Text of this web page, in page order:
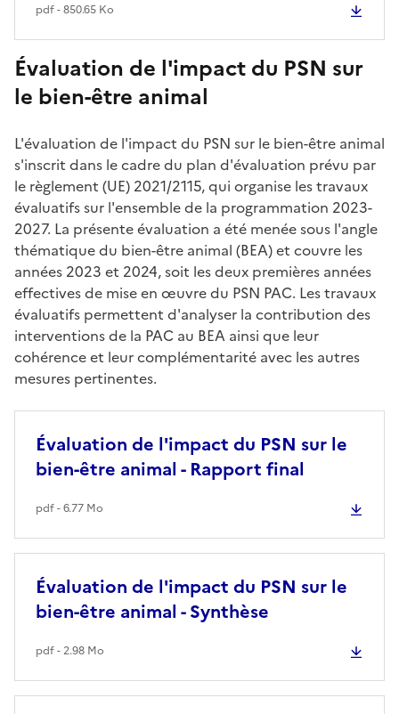
pdf - 850.65 Ko
Évaluation de l'impact du PSN sur
le bien-être animal
L'évaluation de l'impact du PSN sur le bien-être animal
s'inscrit dans le cadre du plan d'évaluation prévu par
le règlement (UE) 2021/2115, qui organise les travaux
évaluatifs sur l'ensemble de la programmation 2023-
2027. La présente évaluation a été menée sous l'angle
thématique du bien-être animal (BEA) et couvre les
années 2023 et 2024, soit les deux premières années
effectives de mise en œuvre du PSN PAC. Les travaux
évaluatifs permettent d'analyser la contribution des
interventions de la PAC au BEA ainsi que leur
cohérence et leur complémentarité avec les autres
mesures pertinentes.
Évaluation de l'impact du PSN sur le
bien-être animal - Rapport final
pdf - 6.77 Mo
Évaluation de l'impact du PSN sur le
bien-être animal - Synthèse
pdf - 2.98 Mo